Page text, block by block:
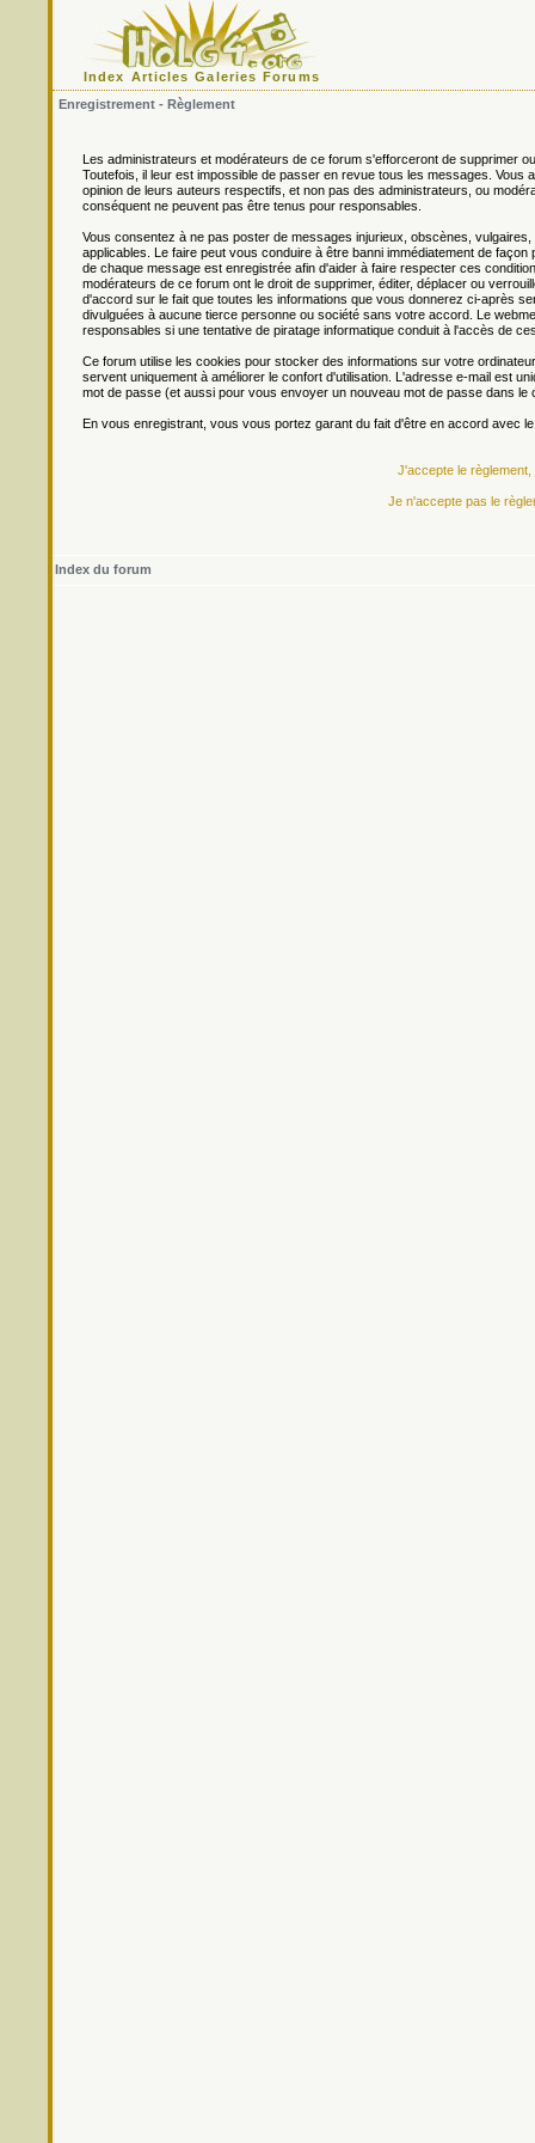
Index Articles Galeries Forums
Enregistrement - Règlement
Les administrateurs et modérateurs de ce forum s'efforceront de supprimer
Toutefois, il leur est impossible de passer en revue tous les messages.
opinion de leurs auteurs respectifs, et non pas des administrateurs, ou
conséquent ne peuvent pas être tenus pour responsables.
Vous consentez à ne pas poster de messages injurieux, obscènes,
applicables. Le faire peut vous conduire à être banni immédiatement de
de chaque message est enregistrée afin d'aider à faire respecter ces
modérateurs de ce forum ont le droit de supprimer, éditer, déplacer ou
d'accord sur le fait que toutes les informations que vous donnerez ci-après
divulguées à aucune tierce personne ou société sans votre accord. Le
responsables si une tentative de piratage informatique conduit à l'accès de
Ce forum utilise les cookies pour stocker des informations sur votre
servent uniquement à améliorer le confort d'utilisation. L'adresse e-mail est
mot de passe (et aussi pour vous envoyer un nouveau mot de passe dans le
En vous enregistrant, vous vous portez garant du fait d'être en accord avec
J'accepte le
Je n'accepte pas le
Index du forum